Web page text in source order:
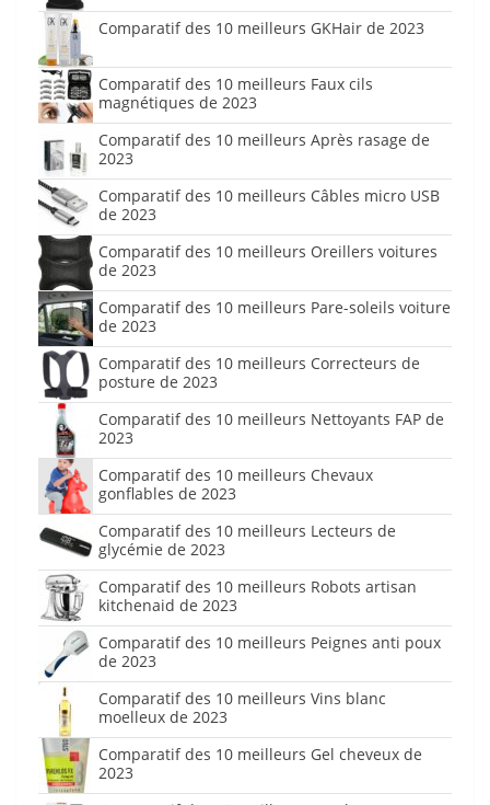
Comparatif des 10 meilleurs GKHair de 2023
Comparatif des 10 meilleurs Faux cils
magnétiques de 2023
Comparatif des 10 meilleurs Après rasage de
2023
Comparatif des 10 meilleurs Câbles micro USB
de 2023
Comparatif des 10 meilleurs Oreillers voitures
de 2023
Comparatif des 10 meilleurs Pare-soleils voiture
de 2023
Comparatif des 10 meilleurs Correcteurs de
posture de 2023
Comparatif des 10 meilleurs Nettoyants FAP de
2023
Comparatif des 10 meilleurs Chevaux
gonflables de 2023
Comparatif des 10 meilleurs Lecteurs de
glycémie de 2023
Comparatif des 10 meilleurs Robots artisan
kitchenaid de 2023
Comparatif des 10 meilleurs Peignes anti poux
de 2023
Comparatif des 10 meilleurs Vins blanc
moelleux de 2023
Comparatif des 10 meilleurs Gel cheveux de
2023